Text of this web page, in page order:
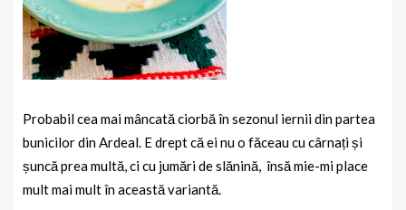
Probabil cea mai mâncată ciorbă în sezonul iernii din partea
bunicilor din Ardeal. E drept că ei nu o făceau cu cârnați și
șuncă prea multă, ci cu jumări de slănină, însă mie-mi place
mult mai mult în această variantă.